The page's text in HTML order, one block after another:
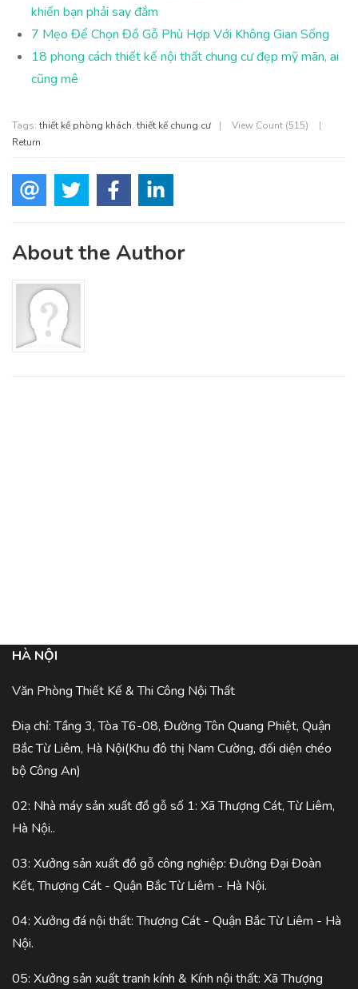
khiến bạn phải say đắm
7 Mẹo Để Chọn Đồ Gỗ Phù Hợp Với Không Gian Sống
18 phong cách thiết kế nội thất chung cư đẹp mỹ mãn, ai
cũng mê
Tags: thiết kế phòng khách, thiết kế chung cư | View Count (515)
|
Return
About the Author
HÀ NỘI
Văn Phòng Thiết Kế & Thi Công Nội Thất
Điạ chỉ: Tầng 3, Tòa T6-08, Đường Tôn Quang Phiệt, Quận
Bắc Từ Liêm, Hà Nội(Khu đô thị Nam Cường, đối diện chéo
bộ Công An)
02: Nhà máy sản xuất đồ gỗ số 1: Xã Thượng Cát, Từ Liêm,
Hà Nội..
03: Xưởng sản xuất đồ gỗ công nghiệp: Đường Đại Đoàn
Kết, Thượng Cát - Quận Bắc Từ Liêm - Hà Nội.
04: Xưởng đá nội thất: Thượng Cát - Quận Bắc Từ Liêm - Hà
Nội.
05: Xưởng sản xuất tranh kính & Kính nội thất: Xã Thượng